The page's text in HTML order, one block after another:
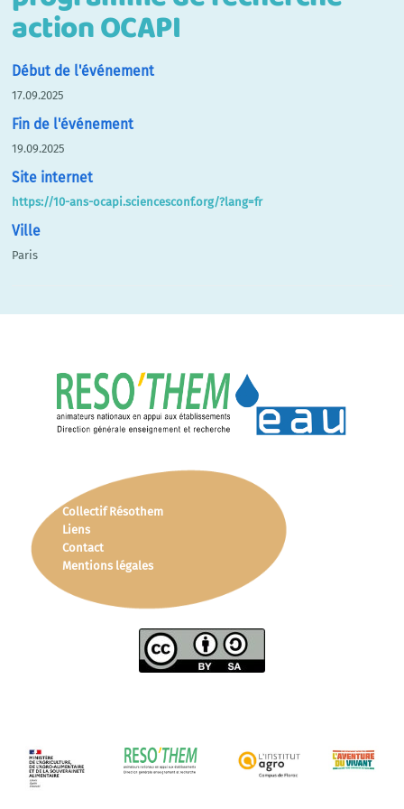
action OCAPI
Début de l'événement
17.09.2025
Fin de l'événement
19.09.2025
Site internet
https://10-ans-ocapi.sciencesconf.org/?lang=fr
Ville
Paris
Collectif Résothem
Liens
Contact
Mentions légales